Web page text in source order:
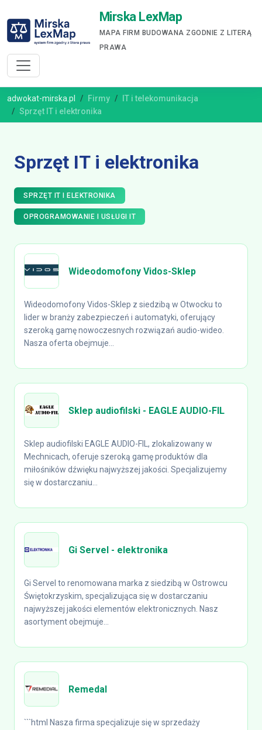
Mirska LexMap
MAPA FIRM BUDOWANA ZGODNIE Z LITERĄ
PRAWA
adwokat-mirska.pl Firmy
IT i telekomunikacja
Sprzęt IT i elektronika
Sprzęt IT i elektronika
SPRZĘT IT I ELEKTRONIKA
OPROGRAMOWANIE I USŁUGI IT
Wideodomofony Vidos-Sklep
Wideodomofony Vidos-Sklep z siedzibą w Otwocku to
lider w branży zabezpieczeń i automatyki, oferujący
szeroką gamę nowoczesnych rozwiązań audio-wideo.
Nasza oferta obejmuje...
Sklep audiofilski - EAGLE AUDIO-FIL
Sklep audiofilski EAGLE AUDIO-FIL, zlokalizowany w
Mechnicach, oferuje szeroką gamę produktów dla
miłośników dźwięku najwyższej jakości. Specjalizujemy
się w dostarczaniu...
Gi Servel - elektronika
Gi Servel to renomowana marka z siedzibą w Ostrowcu
Świętokrzyskim, specjalizująca się w dostarczaniu
najwyższej jakości elementów elektronicznych. Nasz
asortyment obejmuje...
Remedal
```html Nasza firma specjalizuje się w sprzedaży